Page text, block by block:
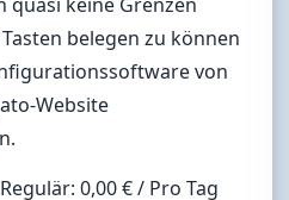
belegen zu können
von
Website
0,00 € / Pro Tag